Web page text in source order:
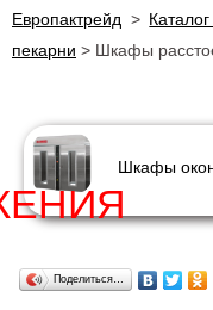
Европактрейд >
пекарни > Шкафы
Поделиться…